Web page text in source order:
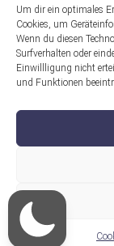
Um dir ein optimales
Cookies, um
Wenn du diesen
Surfverhalten oder
Einwillligung nicht
und Funktionen
Gefördert durch:
Ein Projekt der
gGmbH